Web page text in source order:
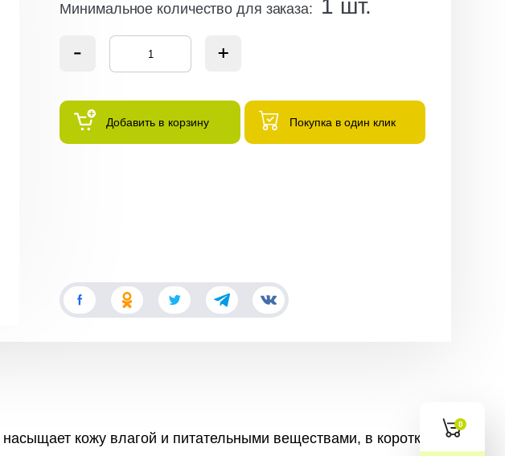
Минимальное количество для заказа: 1 шт.
Добавить в корзину Покупка в один клик
насыщает кожу влагой и питательными веществами, в короткие
0